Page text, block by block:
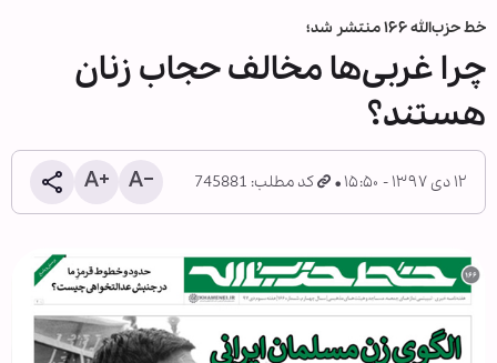
خط حزب‌الله ۱۶۶ منتشر شد؛
چرا غربی‌ها مخالف حجاب زنان
هستند؟
۱۲ دی ۱۳۹۷ - ۱۵:۵۰ کد مطلب: 745881